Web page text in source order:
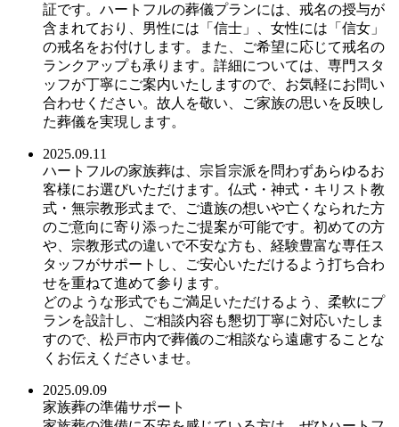
証です。ハートフルの葬儀プランには、戒名の授与が
含まれており、男性には「信士」、女性には「信女」
の戒名をお付けします。また、ご希望に応じて戒名の
ランクアップも承ります。詳細については、専門スタ
ッフが丁寧にご案内いたしますので、お気軽にお問い
合わせください。故人を敬い、ご家族の思いを反映し
た葬儀を実現します。
2025.09.11
ハートフルの家族葬は、宗旨宗派を問わずあらゆるお
客様にお選びいただけます。仏式・神式・キリスト教
式・無宗教形式まで、ご遺族の想いや亡くなられた方
のご意向に寄り添ったご提案が可能です。初めての方
や、宗教形式の違いで不安な方も、経験豊富な専任ス
タッフがサポートし、ご安心いただけるよう打ち合わ
せを重ねて進めて参ります。
どのような形式でもご満足いただけるよう、柔軟にプ
ランを設計し、ご相談内容も懇切丁寧に対応いたしま
すので、松戸市内で葬儀のご相談なら遠慮することな
くお伝えくださいませ。
2025.09.09
家族葬の準備サポート